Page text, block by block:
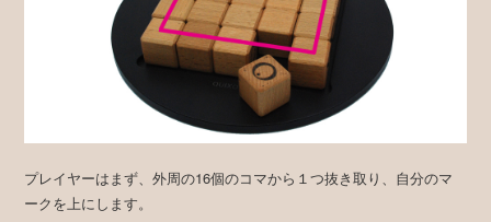
プレイヤーはまず、外周の16個のコマから１つ抜き取り、自分のマ
ークを上にします。